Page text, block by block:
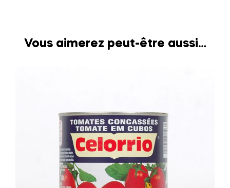
Vous aimerez peut-être aussi…